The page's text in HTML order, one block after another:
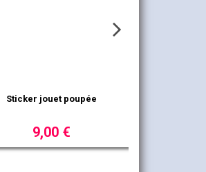
Sticker jouet skateboard
8,00 €